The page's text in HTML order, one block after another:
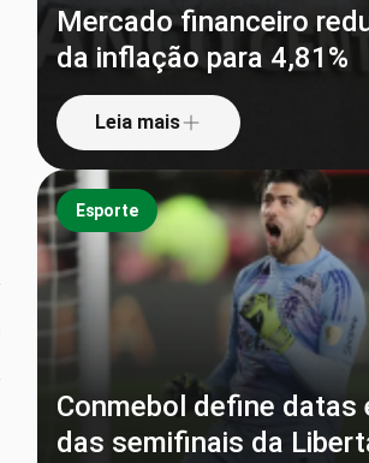
Mercado financeiro
da inflação para 4,81%
Leia mais
Esporte
Conmebol define datas
das semifinais da